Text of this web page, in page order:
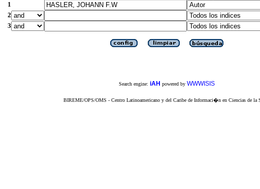
1
2
3
Search engine: iAH powered by WWWISIS
BIREME/OPS/OMS - Centro Latinoamericano y del Caribe de Informaci�n en Ciencias de la